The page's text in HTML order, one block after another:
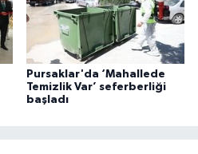
Pursaklar'da ‘Mahallede
Temizlik Var’ seferberliği
başladı